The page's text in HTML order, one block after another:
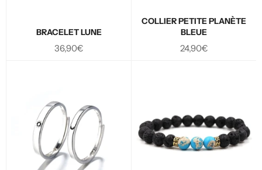
BRACELET LUNE
Prix
36,90€
COLLIER PETITE PLANÈTE
BLEUE
Prix
24,90€